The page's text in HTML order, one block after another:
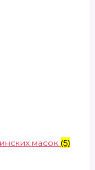
масок (5)